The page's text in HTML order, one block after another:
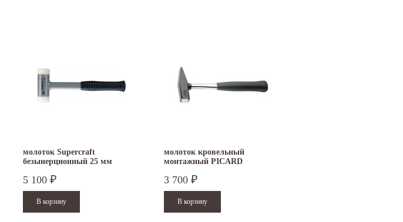
молоток Supercraft
безынерционный 25 мм
5 100 ₽
молоток кровельный
монтажный PICARD
3 700 ₽